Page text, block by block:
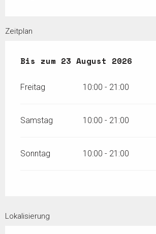
Zeitplan
vom 16 Mai 2026bis zum
Bis zum 23 August 2026
Freitag 10:00 - 21:00
Samstag 10:00 - 21:00
Sonntag 10:00 - 21:00
Lokalisierung